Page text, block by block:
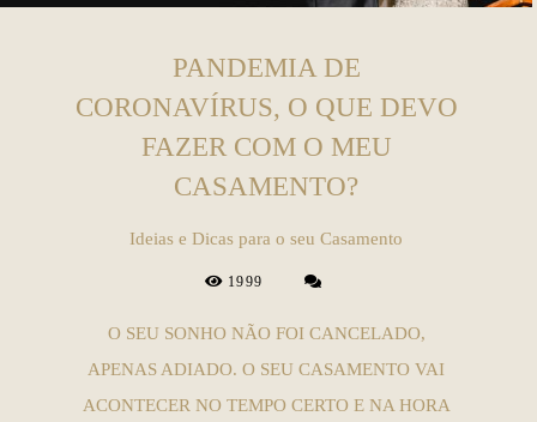
PANDEMIA DE
CORONAVÍRUS, O QUE DEVO
FAZER COM O MEU
CASAMENTO?
Ideias e Dicas para o seu Casamento
1999
O SEU SONHO NÃO FOI CANCELADO,
APENAS ADIADO. O SEU CASAMENTO VAI
ACONTECER NO TEMPO CERTO E NA HORA